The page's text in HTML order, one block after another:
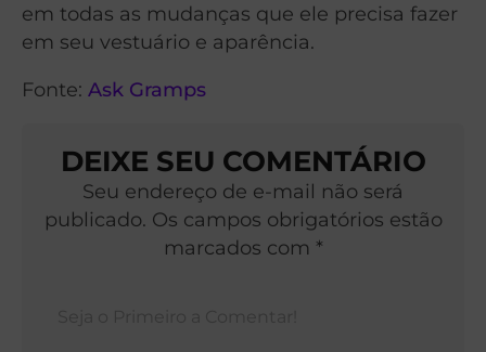
em todas as mudanças que ele precisa fazer
em seu vestuário e aparência.
Fonte: Ask Gramps
DEIXE SEU COMENTÁRIO
Seu endereço de e-mail não será
publicado. Os campos obrigatórios estão
marcados com *